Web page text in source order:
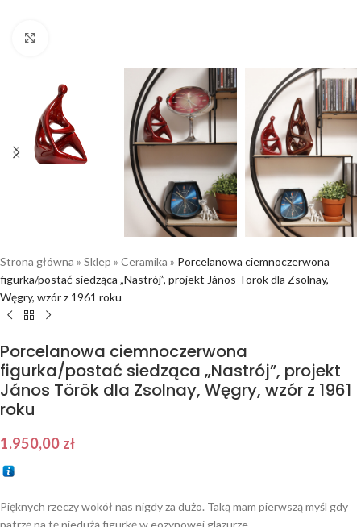
Strona główna » Sklep » Ceramika » Porcelanowa ciemnoczerwona
figurka/postać siedząca „Nastrój”, projekt János Török dla Zsolnay,
Węgry, wzór z 1961 roku
Porcelanowa ciemnoczerwona
figurka/postać siedząca „Nastrój”, projekt
János Török dla Zsolnay, Węgry, wzór z 1961
roku
1.950,00 zł
Pięknych rzeczy wokół nas nigdy za dużo. Taką mam pierwszą myśl gdy
patrzę na tę niedużą figurkę w eozynowej glazurze.